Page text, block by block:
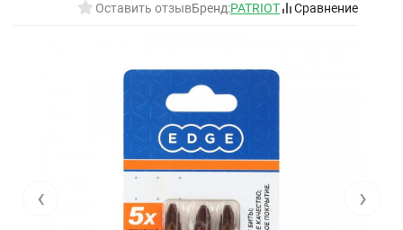
Оставить отзывБренд:PATRIOT Сравнение
‹ ›